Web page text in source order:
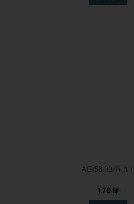
ידית לרובה AG-58
170 ₪